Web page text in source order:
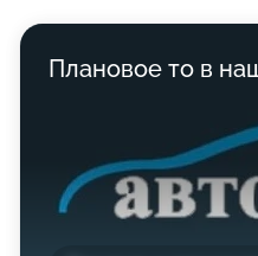
Плановое то в